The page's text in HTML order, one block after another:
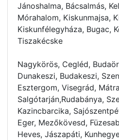
Jánoshalma, Bácsalmás,
Mórahalom, Kiskunmajsa,
Kiskunfélegyháza, Bugac,
Tiszakécske
Nagykörös, Cegléd,
Dunakeszi, Budakeszi,
Esztergom, Visegrád,
Salgótarján,Rudabánya,
Kazincbarcika,
Eger, Mezőkövesd,
Heves, Jászapáti,